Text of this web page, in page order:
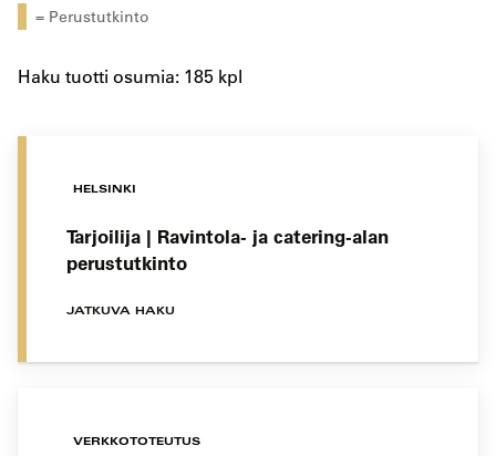
= Perustutkinto
Haku tuotti osumia: 185 kpl
HELSINKI
Tarjoilija | Ravintola- ja catering-alan
perustutkinto
JATKUVA HAKU
VERKKOTOTEUTUS